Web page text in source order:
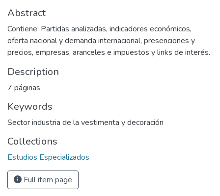
Abstract
Contiene: Partidas analizadas, indicadores económicos,
oferta nacional y demanda internacional, presenciones y
precios, empresas, aranceles e impuestos y links de interés.
Description
7 páginas
Keywords
Sector industria de la vestimenta y decoración
Collections
Estudios Especializados
Full item page